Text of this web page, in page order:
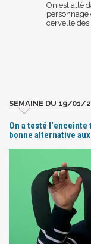
On est allé
personnage
cervelle des
SEMAINE DU 19/
On a testé l'enceinte
bonne alternative